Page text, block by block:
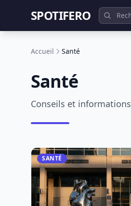
SPOTIFERO
Accueil Santé
Santé
Conseils et
SANTÉ